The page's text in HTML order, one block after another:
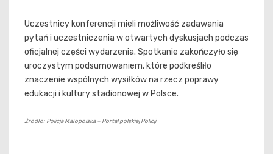
Uczestnicy konferencji mieli możliwość zadawania
pytań i uczestniczenia w otwartych dyskusjach podczas
oficjalnej części wydarzenia. Spotkanie zakończyło się
uroczystym podsumowaniem, które podkreśliło
znaczenie wspólnych wysiłków na rzecz poprawy
edukacji i kultury stadionowej w Polsce.
Źródło: Policja Małopolska – Portal polskiej Policji